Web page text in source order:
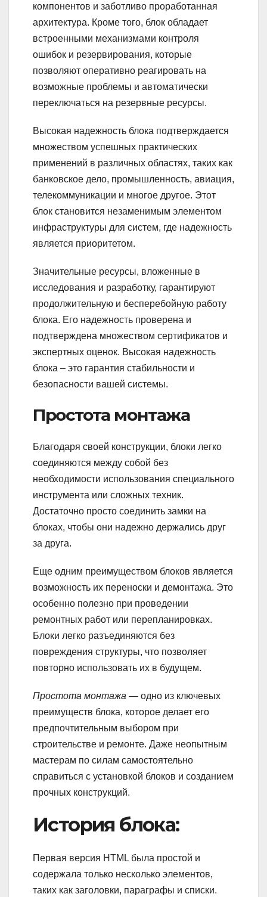
компонентов и заботливо проработанная
архитектура. Кроме того, блок обладает
встроенными механизмами контроля
ошибок и резервирования, которые
позволяют оперативно реагировать на
возможные проблемы и автоматически
переключаться на резервные ресурсы.
Высокая надежность блока подтверждается
множеством успешных практических
применений в различных областях, таких как
банковское дело, промышленность, авиация,
телекоммуникации и многое другое. Этот
блок становится незаменимым элементом
инфраструктуры для систем, где надежность
является приоритетом.
Значительные ресурсы, вложенные в
исследования и разработку, гарантируют
продолжительную и бесперебойную работу
блока. Его надежность проверена и
подтверждена множеством сертификатов и
экспертных оценок. Высокая надежность
блока – это гарантия стабильности и
безопасности вашей системы.
Простота монтажа
Благодаря своей конструкции, блоки легко
соединяются между собой без
необходимости использования специального
инструмента или сложных техник.
Достаточно просто соединить замки на
блоках, чтобы они надежно держались друг
за друга.
Еще одним преимуществом блоков является
возможность их переноски и демонтажа. Это
особенно полезно при проведении
ремонтных работ или перепланировках.
Блоки легко разъединяются без
повреждения структуры, что позволяет
повторно использовать их в будущем.
Простота монтажа — одно из ключевых
преимуществ блока, которое делает его
предпочтительным выбором при
строительстве и ремонте. Даже неопытным
мастерам по силам самостоятельно
справиться с установкой блоков и созданием
прочных конструкций.
История блока:
Первая версия HTML была простой и
содержала только несколько элементов,
таких как заголовки, параграфы и списки.